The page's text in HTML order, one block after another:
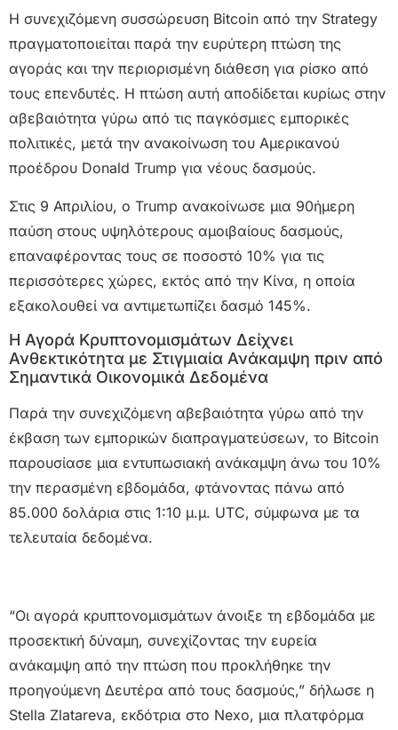
Η συνεχιζόμενη συσσώρευση Bitcoin από την Strategy
πραγματοποιείται παρά την ευρύτερη πτώση της
αγοράς και την περιορισμένη διάθεση για ρίσκο από
τους επενδυτές. Η πτώση αυτή αποδίδεται κυρίως στην
αβεβαιότητα γύρω από τις παγκόσμιες εμπορικές
πολιτικές, μετά την ανακοίνωση του Αμερικανού
προέδρου Donald Trump για νέους δασμούς.
Στις 9 Απριλίου, ο Trump ανακοίνωσε μια 90ήμερη
παύση στους υψηλότερους αμοιβαίους δασμούς,
επαναφέροντας τους σε ποσοστό 10% για τις
περισσότερες χώρες, εκτός από την Κίνα, η οποία
εξακολουθεί να αντιμετωπίζει δασμό 145%.
Η Αγορά Κρυπτονομισμάτων Δείχνει
Ανθεκτικότητα με Στιγμιαία Ανάκαμψη πριν από
Σημαντικά Οικονομικά Δεδομένα
Παρά την συνεχιζόμενη αβεβαιότητα γύρω από την
έκβαση των εμπορικών διαπραγματεύσεων, το Bitcoin
παρουσίασε μια εντυπωσιακή ανάκαμψη άνω του 10%
την περασμένη εβδομάδα, φτάνοντας πάνω από
85.000 δολάρια στις 1:10 μ.μ. UTC, σύμφωνα με τα
τελευταία δεδομένα.
“Οι αγορά κρυπτονομισμάτων άνοιξε τη εβδομάδα με
προσεκτική δύναμη, συνεχίζοντας την ευρεία
ανάκαμψη από την πτώση που προκλήθηκε την
προηγούμενη Δευτέρα από τους δασμούς,” δήλωσε η
Stella Zlatareva, εκδότρια στο Nexo, μια πλατφόρμα